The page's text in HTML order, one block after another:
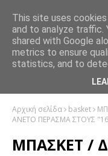
Αρχική σελίδα basket
ΑΝΕΤΟ ΠΕΡΑΣΜΑ ΣΤΟΥΣ
ΜΠΑΣΚΕΤ /
This site uses
and to analyze traffic.
shared with Google
metrics to ensure
statistics, and to